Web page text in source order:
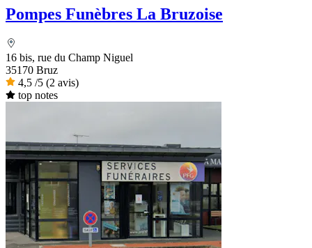
Pompes Funèbres La Bruzoise
16 bis, rue du Champ Niguel
35170 Bruz
4,5 /5 (2 avis)
top notes